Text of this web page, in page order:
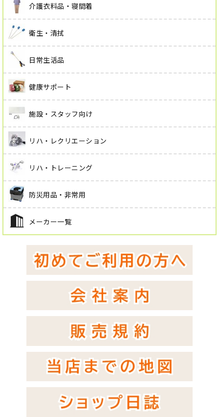
介護衣料品・寝間着
衛生・清拭
日常生活品
健康サポート
施設・スタッフ向け
リハ・レクリエーション
リハ・トレーニング
防災用品・非常用
メーカー一覧